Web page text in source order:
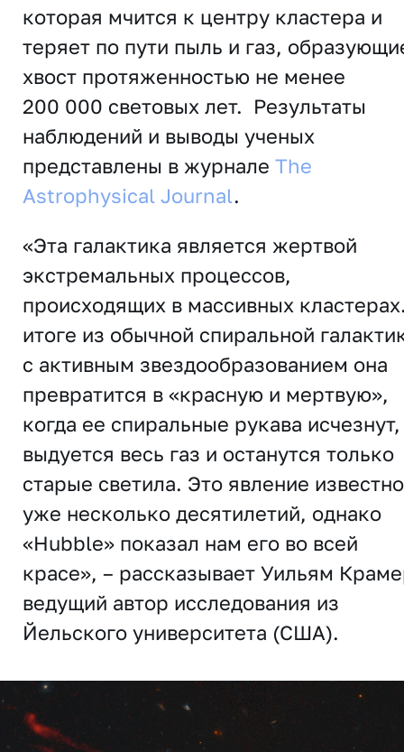
которая мчится к центру кластера и
теряет по пути пыль и газ,
хвост протяженностью не менее
200 000 световых лет. Результаты
наблюдений и выводы ученых
представлены в журнале The
Astrophysical Journal.
«Эта галактика является жертвой
экстремальных процессов,
происходящих в массивных
итоге из обычной спиральной
с активным звездообразованием она
превратится в «красную и мертвую»,
когда ее спиральные рукава исчезнут,
выдуется весь газ и останутся только
старые светила. Это явление известно
уже несколько десятилетий, однако
«Hubble» показал нам его во всей
красе», – рассказывает Уильям
ведущий автор исследования из
Йельского университета (США).